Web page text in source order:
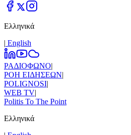
Ελληνικά
| Εnglish
ΡΑΔΙΟΦΩΝΟ|
ΡΟΗ ΕΙΔΗΣΕΩΝ|
POLIGNOSI|
WEB TV|
Politis To The Point
Ελληνικά